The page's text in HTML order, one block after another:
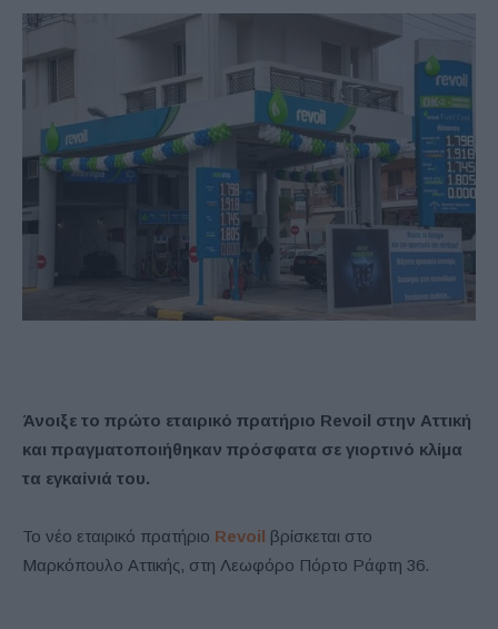
Άνοιξε το πρώτο εταιρικό πρατήριο Revoil στην Αττική
και πραγματοποιήθηκαν πρόσφατα σε γιορτινό κλίμα
τα εγκαίνιά του.
Το νέο εταιρικό πρατήριο Revoil βρίσκεται στο
Μαρκόπουλο Αττικής, στη Λεωφόρο Πόρτο Ράφτη 36.